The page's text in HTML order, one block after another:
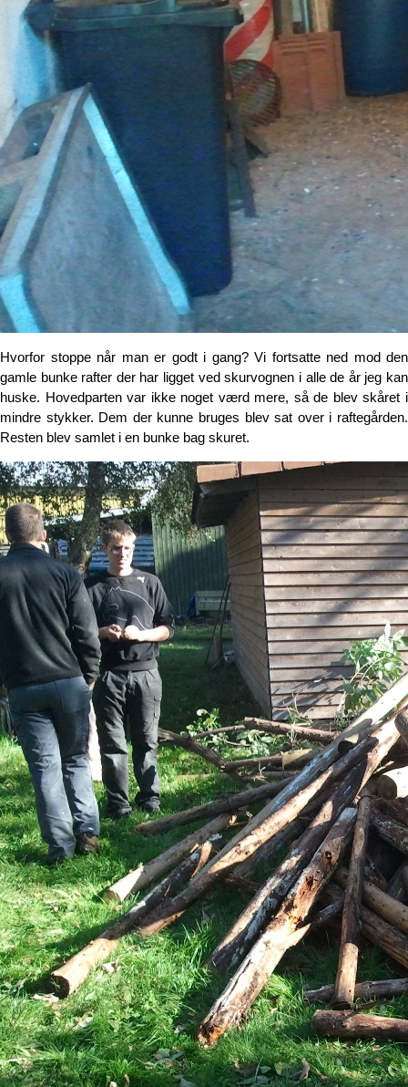
Hvorfor stoppe når man er godt i gang? Vi fortsatte ned mod den
gamle bunke rafter der har ligget ved skurvognen i alle de år jeg kan
huske. Hovedparten var ikke noget værd mere, så de blev skåret i
mindre stykker. Dem der kunne bruges blev sat over i raftegården.
Resten blev samlet i en bunke bag skuret.